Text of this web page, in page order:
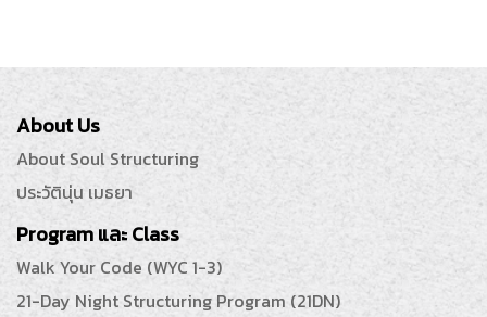
About Us
About Soul Structuring
ประวัตินุ่น เมธยา
Program และ Class
Walk Your Code (WYC 1-3)
21-Day Night Structuring Program (21DN)